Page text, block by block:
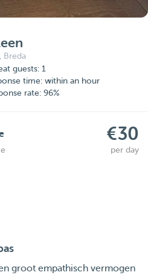
Breda
guests: 1
time: within an hour
rate: 96%
€30
per day
groot empathisch vermogen